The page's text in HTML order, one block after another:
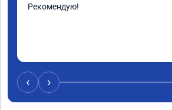
Рекомендую!
‹ ›